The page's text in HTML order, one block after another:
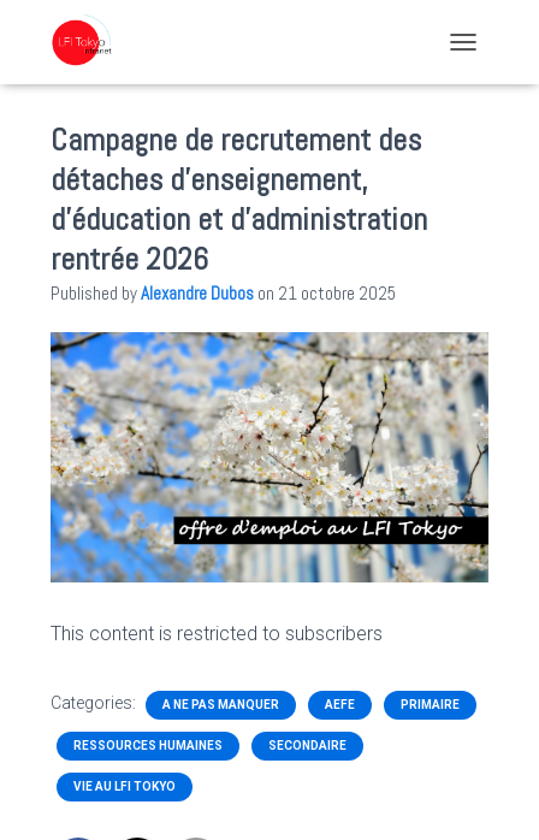
Campagne de recrutement des
détaches d’enseignement,
d’éducation et d’administration
rentrée 2026
Published byAlexandre Dubos on 21 octobre 2025
This content is restricted to subscribers
Categories: A NE PAS MANQUER AEFE PRIMAIRE
RESSOURCES HUMAINES SECONDAIRE
VIE AU LFI TOKYO